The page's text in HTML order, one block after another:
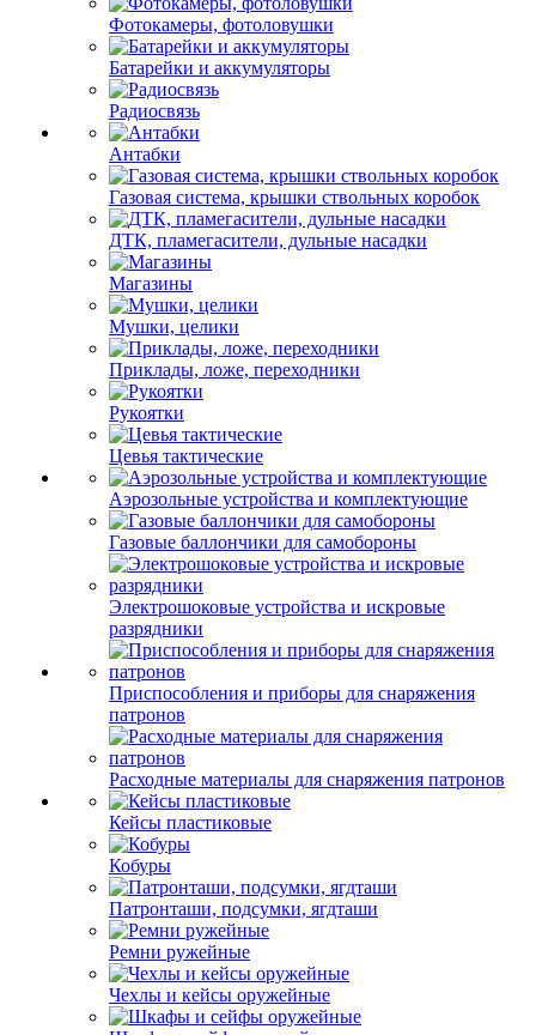
Фотокамеры, фотоловушки
Батарейки и аккумуляторы
Радиосвязь
Антабки
Газовая система, крышки ствольных коробок
ДТК, пламегасители, дульные насадки
Магазины
Мушки, целики
Приклады, ложе, переходники
Рукоятки
Цевья тактические
Аэрозольные устройства и комплектующие
Газовые баллончики для самобороны
Электрошоковые устройства и искровые
разрядники
Приспособления и приборы для снаряжения
патронов
Расходные материалы для снаряжения патронов
Кейсы пластиковые
Кобуры
Патронташи, подсумки, ягдташи
Ремни ружейные
Чехлы и кейсы оружейные